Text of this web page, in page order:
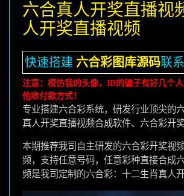
六合真人开奖直播视
人开奖直播视频
快速搭建 六合彩图库源码联系
注意：模仿我的头像，ID的骗子有好几个
他收付款方式！
专业搭建六合彩系统，研发行业顶尖的
真人开奖直播视频合成软件、六合彩开奖
本期推荐我司自主研发的六合彩开奖视
频，支持任意号码，任意彩种直接合成
频是我司定制的六合彩：十二生肖真人